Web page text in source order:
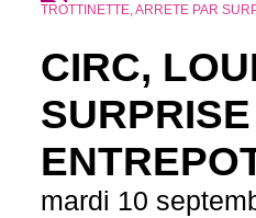
TROTTINETTE, ARRETE PAR
CIRC,
mardi 10